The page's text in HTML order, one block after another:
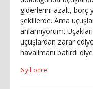
giderlerini azalt, borç
şekillerde. Ama
anlamıyorum.
uçuşlardan zarar
havalimanı batırdı
6 yıl önce